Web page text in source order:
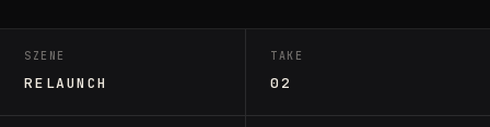
SZENE
RELAUNCH
TAKE
02